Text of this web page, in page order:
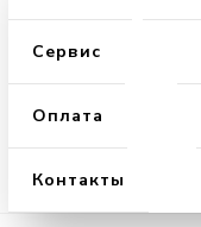
Сервис
Оплата
Контакты